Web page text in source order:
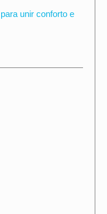
unir conforto e